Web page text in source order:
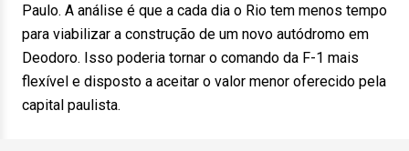
Paulo. A análise é que a cada dia o Rio tem menos tempo
para viabilizar a construção de um novo autódromo em
Deodoro. Isso poderia tornar o comando da F-1 mais
flexível e disposto a aceitar o valor menor oferecido pela
capital paulista.